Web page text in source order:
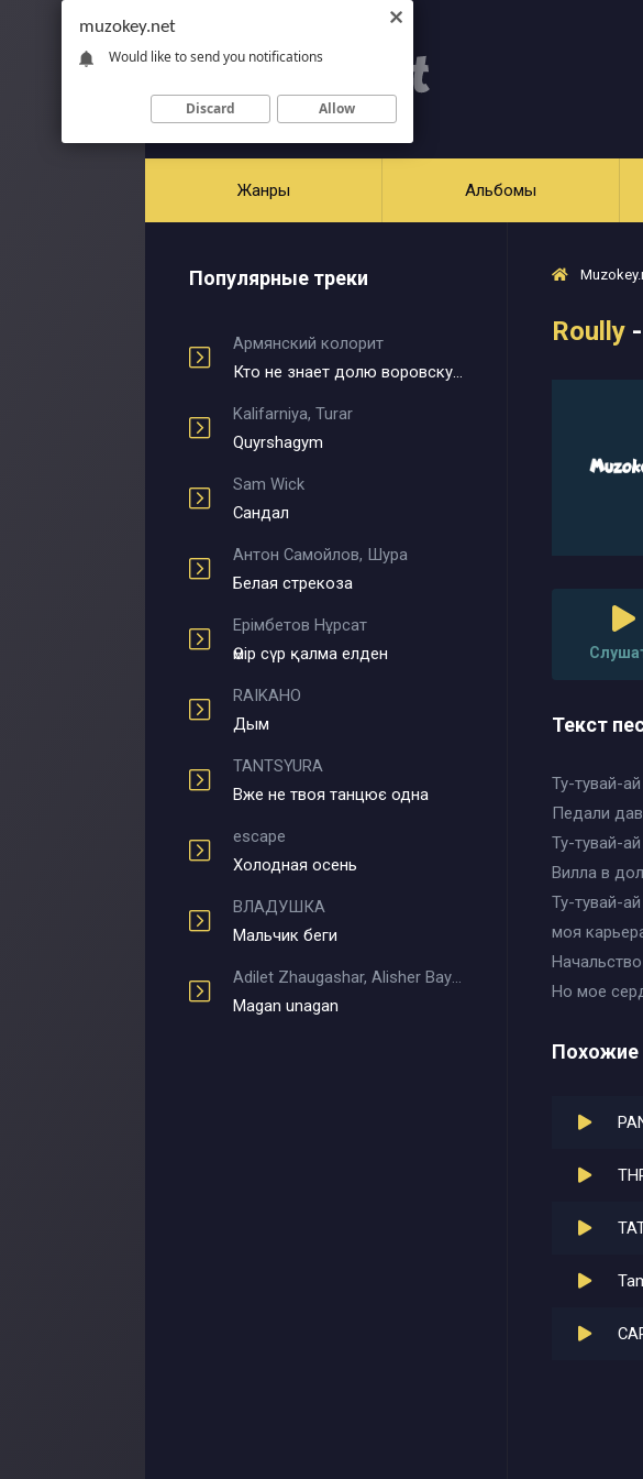
Жанры Альбомы
Популярные треки
Армянский колорит
Кто не знает долю воровскую
Kalifarniya, Turar
Quyrshagym
Sam Wick
Сандал
Антон Самойлов, Шура
Белая стрекоза
Ерімбетов Нұрсат
Өмір сүр қалма елден
RAIKAHO
Дым
TANTSYURA
Вже не твоя танцює одна
escape
Холодная осень
ВЛАДУШКА
Мальчик беги
Adilet Zhaugashar, Alisher Bayniyazov
Magan unagan
Roully
Текст
Ту-тувай-
Педали
Ту-тувай-
Вилла в
Ту-тувай-
моя
Но мое
Похожие
muzokey.net
Would like to send you notifications
Discard Allow